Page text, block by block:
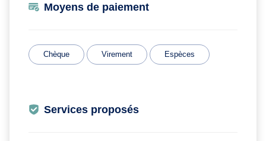
Moyens de paiement
Chèque Virement Espèces
Services proposés